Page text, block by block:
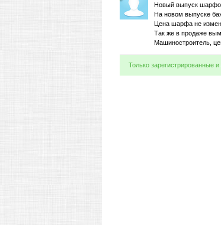
Новый выпуск
На новом выпуске
Цена шарфа не
Так же в продаже
Машиностроитель,
Только зарегистрированные